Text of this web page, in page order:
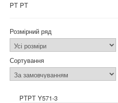
PT PT
Розмірний ряд
Сортування
PTPT Y571-3